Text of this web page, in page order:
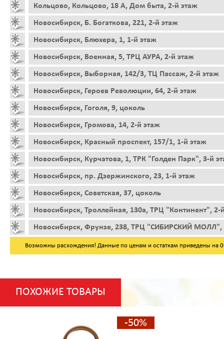
Кольцово, Кольцово, 18 А, Дом быта, 2-й этаж
Новосибирск, Б. Богаткова, 221, 2-й этаж
Новосибирск, Блюхера, 1, 1-й этаж
Новосибирск, Военная, 5, ТРЦ АУРА, 2-й этаж
Новосибирск, Выборная, 142/3, ТЦ Пассаж, 2-й этаж
Новосибирск, Героев Революции, 64, 2-й этаж
Новосибирск, Гоголя, 9, цоколь
Новосибирск, Громова, 14, 2-й этаж
Новосибирск, Красный проспект, 157/1, 1-й этаж
Новосибирск, Курчатова, 1, ТРК "Голден Парк", 3-й
Новосибирск, пр. Дзержинского, 23, 1-й этаж
Новосибирск, Советская, 37, цоколь
Новосибирск, Троллейная, 130а, ТРЦ "Континент", 2-
Новосибирск, Фрунзе, 238, ТРЦ "СИБИРСКИЙ МОЛЛ",
Возможны расхождения! Данные по ценам и остаткам приведены на
ПОХОЖИЕ ТОВАРЫ
-50%